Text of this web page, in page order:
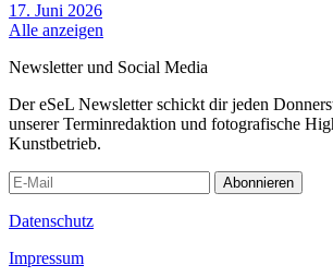
17. Juni 2026
Alle anzeigen
Newsletter und Social Media
Der eSeL Newsletter schickt dir jeden
unserer Terminredaktion und fotografische
Kunstbetrieb.
Abonnieren
Datenschutz
Impressum